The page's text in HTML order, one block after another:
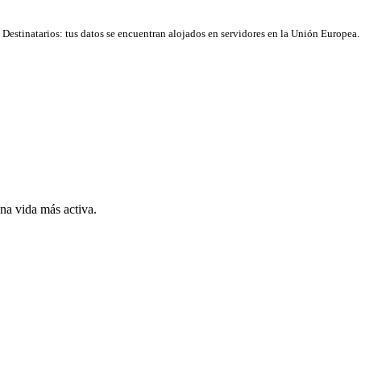
tus datos se encuentran alojados en servidores en la Unión Europea.
vida más activa.